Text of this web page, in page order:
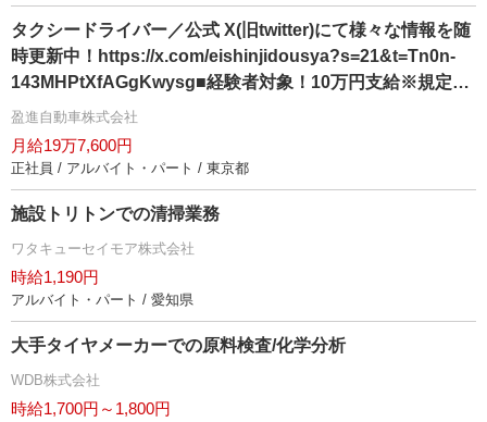
タクシードライバー／公式 X(旧twitter)にて様々な情報を随
時更新中！https://x.com/eishinjidousya?s=21&t=Tn0n-
143MHPtXfAGgKwysg■経験者対象！10万円支給※規定あ
り※未経験の方にも『キャリアアップ支援金』として10万
円支給※規定あり■選べる給与保証 12か月27万円 or 6か月
30万円 未経験者対象！※規定あり■住宅支援制度あり！
（最大50万円）※規定あり
盈進自動車株式会社
月給19万7,600円
正社員 / アルバイト・パート / 東京都
施設トリトンでの清掃業務
ワタキューセイモア株式会社
時給1,190円
アルバイト・パート / 愛知県
大手タイヤメーカーでの原料検査/化学分析
WDB株式会社
時給1,700円～1,800円